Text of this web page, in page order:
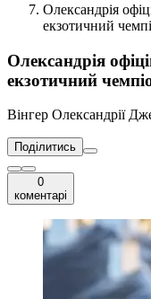
Олександрія
екзотичний
Олександрія
екзотичний
Вінгер Олександрії
Поділитись
0
коментарі